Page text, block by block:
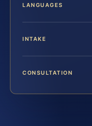
LANGUAGES
INTAKE
CONSULTATION